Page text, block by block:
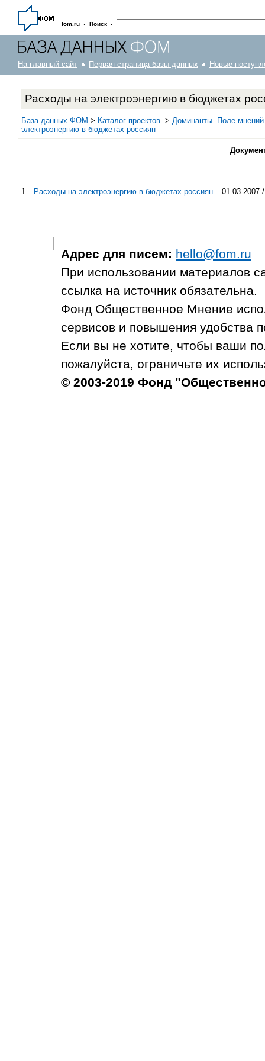
fom.ru · Поиск ·
На главный сайт Первая страница базы данных Новые
Расходы на электроэнергию в бюджетах
База данных ФОМ > Каталог проектов > Доминанты. Поле мнений
электроэнергию в бюджетах россиян
1. Расходы на электроэнергию в бюджетах россиян – 01.03.2007
Адрес для писем: hello@fom.ru
При использовании материалов
ссылка на источник обязательна.
Фонд Общественное Мнение
сервисов и повышения удобства
Если вы не хотите, чтобы ваши
пожалуйста, ограничьте их
© 2003-2019 Фонд